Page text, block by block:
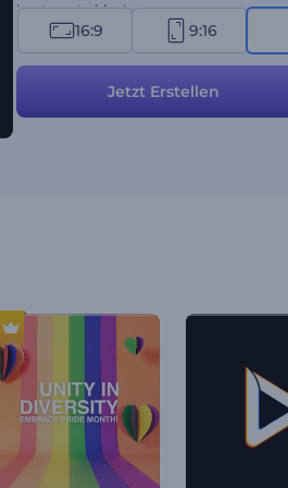
heute erstrahlen!
16:9 9:16
Jetzt Erstellen